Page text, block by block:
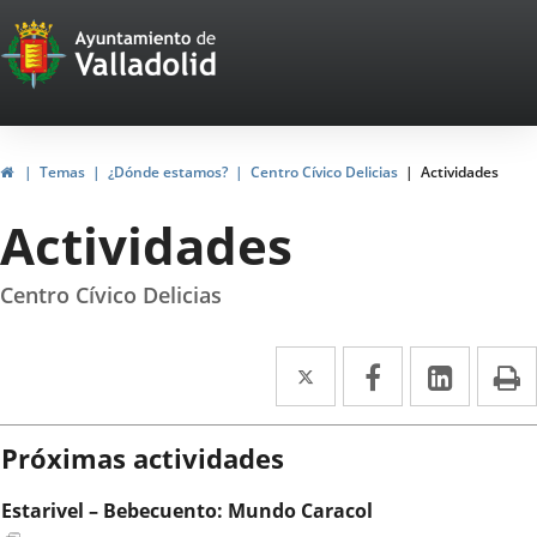
Portal
Web
del
Ayuntamiento
de
Valladolid
InicioTemas ¿Dónde estamos? Centro Cívico Delicias Actividades
Actividades
Centro Cívico Delicias
Twitter
Enlace
a
Facebook
Enlace
a
Enlace
a
Próximas actividades
Estarivel – Bebecuento: Mundo Caracol